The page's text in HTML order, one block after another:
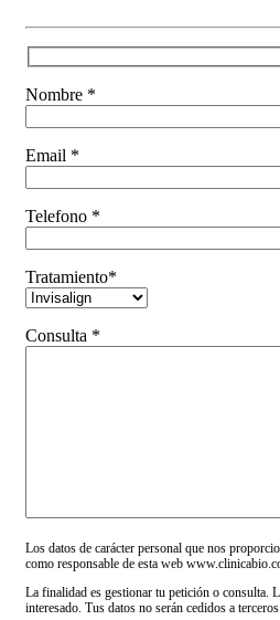
Nombre *
Email *
Telefono *
Tratamiento*
Consulta *
Los datos de carácter personal que nos
como responsable de esta web
La finalidad es gestionar tu petición o consulta.
interesado. Tus datos no serán cedidos a terceros.